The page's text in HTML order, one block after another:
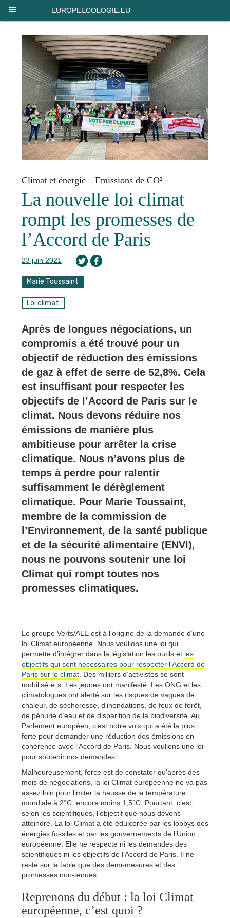
EUROPEECOLOGIE.EU
Climat et énergie Emissions de CO²
La nouvelle loi climat
rompt les promesses de
l’Accord de Paris
23 juin 2021
Marie Toussaint
Loi climat
Après de longues négociations, un
compromis a été trouvé pour un
objectif de réduction des émissions
de gaz à effet de serre de 52,8%. Cela
est insuffisant pour respecter les
objectifs de l’Accord de Paris sur le
climat. Nous devons réduire nos
émissions de manière plus
ambitieuse pour arrêter la crise
climatique. Nous n’avons plus de
temps à perdre pour ralentir
suffisamment le dérèglement
climatique. Pour Marie Toussaint,
membre de la commission de
l’Environnement, de la santé publique
et de la sécurité alimentaire (ENVI),
nous ne pouvons soutenir une loi
Climat qui rompt toutes nos
promesses climatiques.
Le groupe Verts/ALE est à l’origine de la demande d’une
loi Climat européenne. Nous voulions une loi qui
permette d’intégrer dans la législation les outils et les
objectifs qui sont nécessaires pour respecter l’Accord de
Paris sur le climat . Des milliers d’activistes se sont
mobilisé·e·s. Les jeunes ont manifesté. Les ONG et les
climatologues ont alerté sur les risques de vagues de
chaleur, de sécheresse, d’inondations, de feux de forêt,
de pénurie d’eau et de disparition de la biodiversité. Au
Parlement européen, c’est notre voix qui a été la plus
forte pour demander une réduction des émissions en
cohérence avec l’Accord de Paris. Nous voulions une loi
pour soutenir nos demandes.
Malheureusement, force est de constater qu’après des
mois de négociations, la loi Climat européenne ne va pas
assez loin pour limiter la hausse de la température
mondiale à 2°C, encore moins 1,5°C. Pourtant, c’est,
selon les scientifiques, l’objectif que nous devons
atteindre. La loi Climat a été édulcorée par les lobbys des
énergies fossiles et par les gouvernements de l’Union
européenne. Elle ne respecte ni les demandes des
scientifiques ni les objectifs de l’Accord de Paris. Il ne
reste sur la table que des demi-mesures et des
promesses non-tenues.
Reprenons du début : la loi Climat
européenne, c’est quoi ?